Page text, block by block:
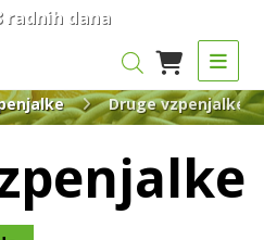
radnih dana
Druge vzpenjalke